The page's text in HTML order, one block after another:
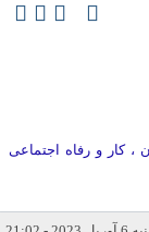
، کار و‌ رفاه اجتماعی